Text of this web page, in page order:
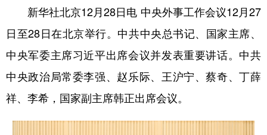
English Español Français عربى
新华社北京12月28日电 中央外事工作会议12月27
日至28日在北京举行。中共中央总书记、国家主席、
中央军委主席习近平出席会议并发表重要讲话。中共
中央政治局常委李强、赵乐际、王沪宁、蔡奇、丁薛
祥、李希，国家副主席韩正出席会议。